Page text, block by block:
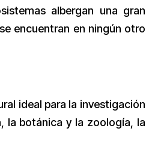
albergan una gran
encuentran en ningún otro
ideal para la investigación
la botánica y la zoología, la